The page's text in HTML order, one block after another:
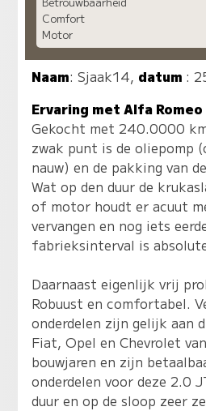
Comfort
Motor
Naam:Sjaak14, datum :
Ervaring met Alfa Romeo
Gekocht met 240.0000
zwak punt is de oliepomp
nauw) en de pakking van
Wat op den duur de
of motor houdt er acuut
vervangen en nog iets
fabrieksinterval is
Daarnaast eigenlijk vrij
Robuust en comfortabel.
onderdelen zijn gelijk aan
Fiat, Opel en Chevrolet
bouwjaren en zijn
onderdelen voor deze 2.0
duur en op de sloop zeer